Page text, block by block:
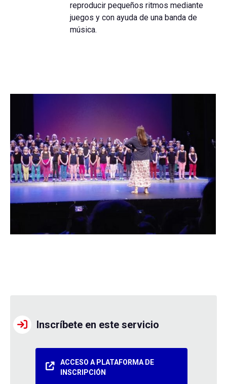
reproducir pequeños ritmos mediante
juegos y con ayuda de una banda de
música.
Inscríbete en este servicio
ACCESO A PLATAFORMA DE
INSCRIPCIÓN